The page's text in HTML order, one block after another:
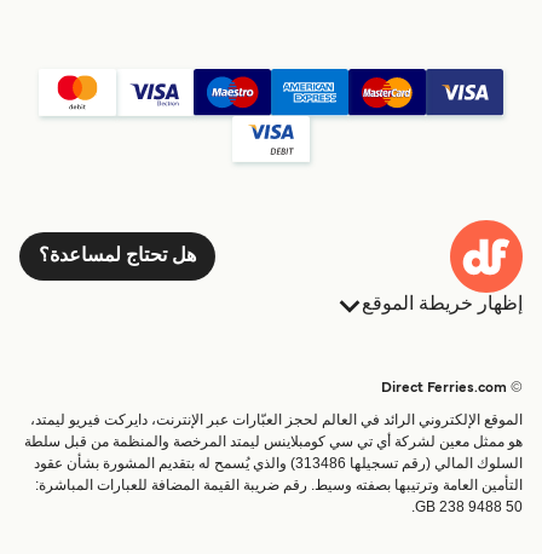
هل تحتاج لمساعدة؟
إظهار خريطة الموقع
البلدان
خدمات الزبائن
الباحث عن الرحلات والموانئ
تذاكر العبّارة
العبارات
شحن
عبارة صغيرة
القطار والعبارة
© Direct Ferries.com
الموقع الإلكتروني الرائد في العالم لحجز العبّارات عبر الإنترنت، دايركت فيريو ليمتد،
هو ممثل معين لشركة أي تي سي كومبلاينس ليمتد المرخصة والمنظمة من قبل سلطة
السلوك المالي (رقم تسجيلها 313486) والذي يُسمح له بتقديم المشورة بشأن عقود
التأمين العامة وترتيبها بصفته وسيط. رقم ضريبة القيمة المضافة للعبارات المباشرة:
GB 238 9488 50.